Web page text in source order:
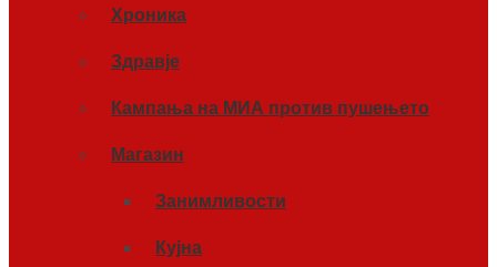
Хроника
Здравје
Кампања на МИА против пушењето
Магазин
Занимливости
Кујна